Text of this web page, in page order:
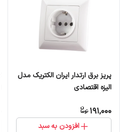
پریز برق ارتدار ایران الکتریک مدل
الیزه اقتصادی
191,000
افزودن به سبد